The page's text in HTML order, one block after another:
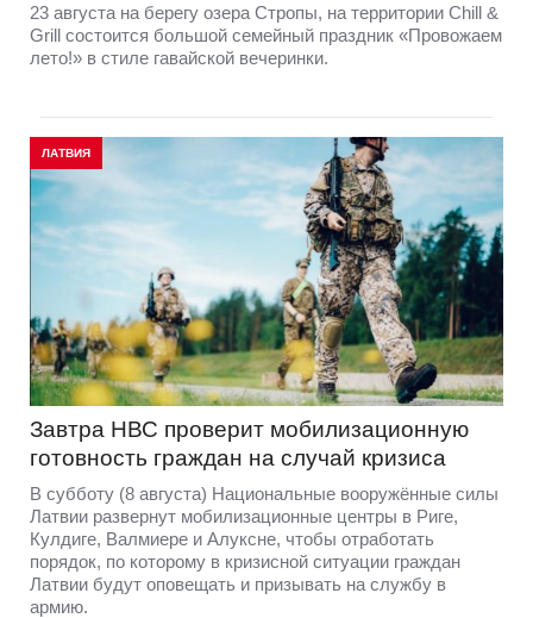
23 августа на берегу озера Стропы, на территории Chill &
Grill состоится большой семейный праздник «Провожаем
лето!» в стиле гавайской вечеринки.
ЛАТВИЯ
Завтра НВС проверит мобилизационную
готовность граждан на случай кризиса
В субботу (8 августа) Национальные вооружённые силы
Латвии развернут мобилизационные центры в Риге,
Кулдиге, Валмиере и Алуксне, чтобы отработать
порядок, по которому в кризисной ситуации граждан
Латвии будут оповещать и призывать на службу в
армию.